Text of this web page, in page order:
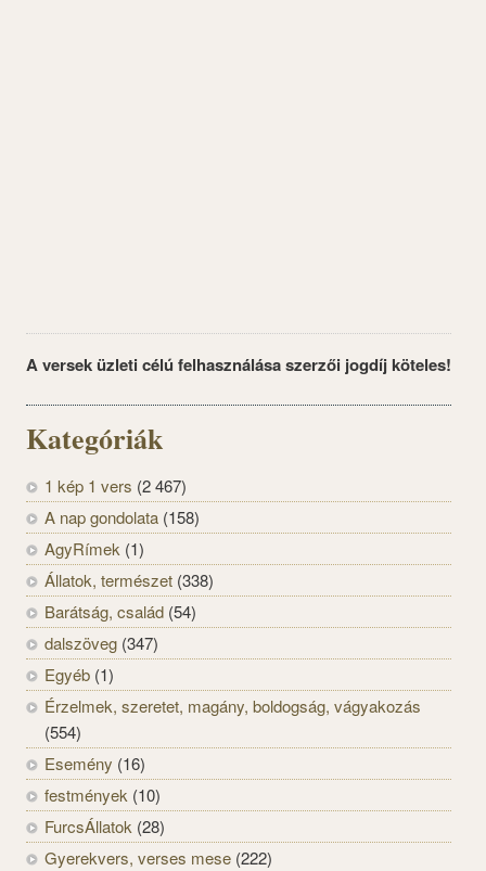
A versek üzleti célú felhasználása szerzői jogdíj köteles!
Kategóriák
1 kép 1 vers (2 467)
A nap gondolata (158)
AgyRímek (1)
Állatok, természet (338)
Barátság, család (54)
dalszöveg (347)
Egyéb (1)
Érzelmek, szeretet, magány, boldogság, vágyakozás
(554)
Esemény (16)
festmények (10)
FurcsÁllatok (28)
Gyerekvers, verses mese (222)